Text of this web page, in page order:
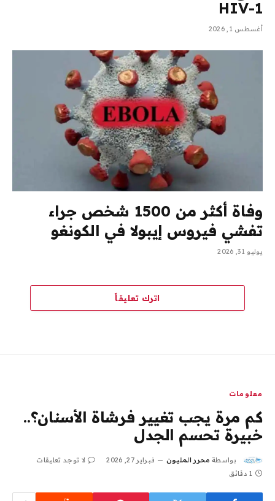
HIV-1
أغسطس 1, 2026
وفاة أكثر من 1500 شخص جراء
تفشي فيروس إيبولا في الكونغو
يوليو 31, 2026
اترك تعليقاً
معلومات
كم مرة يجب تغيير فرشاة الأسنان؟..
خبيرة تحسم الجدل
بواسطة محرر المليون فبراير 27, 2026
لا توجد تعليقات
1 دقائق